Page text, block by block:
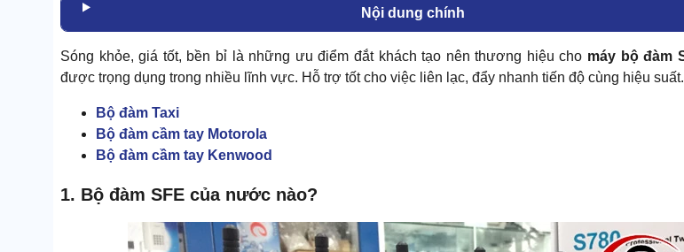
Nội dung chính
Sóng khỏe, giá tốt, bền bỉ là những ưu điểm đắt khách tạo nên thương hiệu cho máy bộ đàm
được trọng dụng trong nhiều lĩnh vực. Hỗ trợ tốt cho việc liên lạc, đẩy nhanh tiến độ cùng hiệu suất.
Bộ đàm Taxi
Bộ đàm cầm tay Motorola
Bộ đàm cầm tay Kenwood
1. Bộ đàm SFE của nước nào?